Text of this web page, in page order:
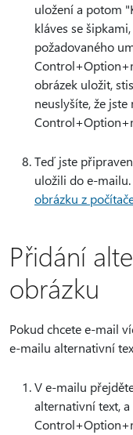
uložení a potom
kláves se
požadovaného
obrázek uložit,
neuslyšíte, že
Teď jste
uložili do e-
obrázku z
Přidání
obrázku
Pokud chcete e-mail
e-mailu alternativní
V e-mailu
alternativní text,